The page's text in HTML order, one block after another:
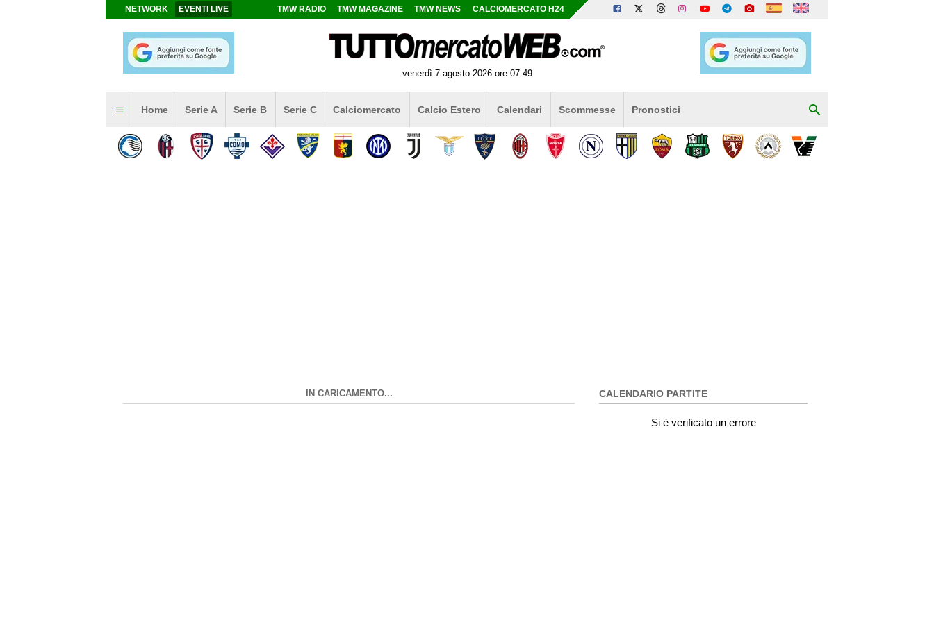
NETWORK EVENTI LIVE TMW RADIO TMW MAGAZINE TMW NEWS CALCIOMERCATO H24
venerdì 7 agosto 2026 ore 07:49
Home Serie A Serie B Serie C Calciomercato Calcio Estero Calendari Scommesse Pronostici
IN CARICAMENTO... CALENDARIO PARTITE
Si è verificato un errore